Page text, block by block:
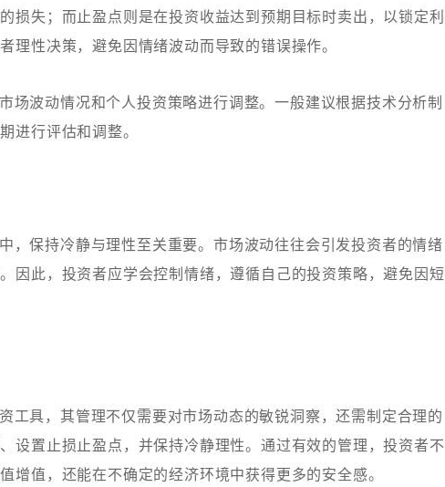
损失；而止盈点则是在投资收益达到预期目标时卖出，以锁定利
理性决策，避免因情绪波动而导致的错误操作。
场波动情况和个人投资策略进行调整。一般建议根据技术分析制
进行评估和调整。
，保持冷静与理性至关重要。市场波动往往会引发投资者的情绪
因此，投资者应学会控制情绪，遵循自己的投资策略，避免因短
工具，其管理不仅需要对市场动态的敏锐洞察，还需制定合理的
设置止损止盈点，并保持冷静理性。通过有效的管理，投资者不
增值，还能在不确定的经济环境中获得更多的安全感。